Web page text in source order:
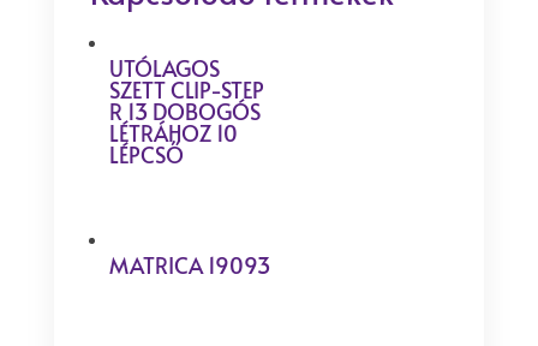
UTÓLAGOS
SZETT CLIP-STEP
R 13 DOBOGÓS
LÉTRÁHOZ 10
LÉPCSŐ
MATRICA 19093